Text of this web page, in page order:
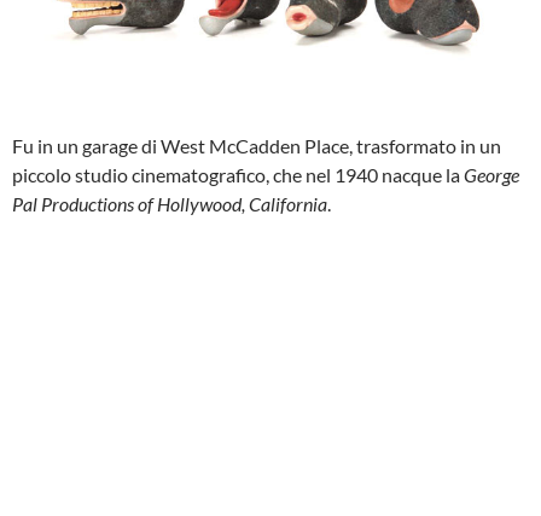
Fu in un garage di West McCadden Place, trasformato in un
piccolo studio cinematografico, che nel 1940 nacque laGeorge
Pal Productions of Hollywood, California.